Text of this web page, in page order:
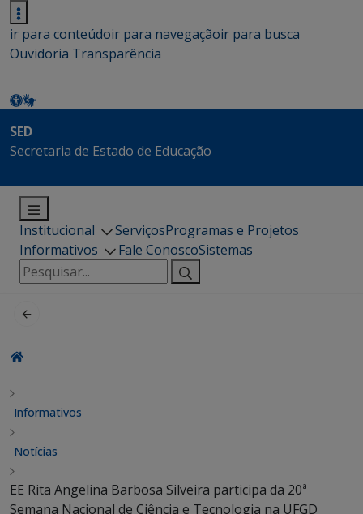
ir para conteúdoir para navegaçãoir para busca
Ouvidoria Transparência
SED
Secretaria de Estado de Educação
Institucional ServiçosProgramas e Projetos
Informativos
Fale ConoscoSistemas
Pesquisar
por:
Informativos
Notícias
EE Rita Angelina Barbosa Silveira participa da 20ª
Semana Nacional de Ciência e Tecnologia na UFGD